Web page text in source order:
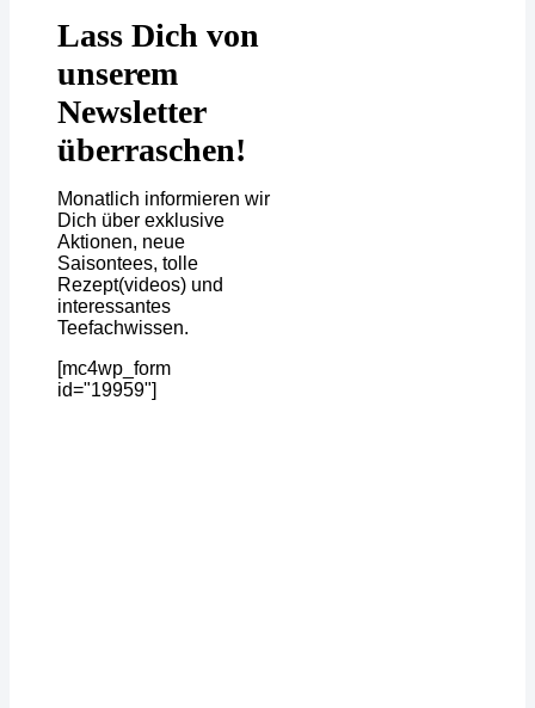
Lass Dich von
unserem
Newsletter
überraschen!
Monatlich informieren wir
Dich über exklusive
Aktionen, neue
Saisontees, tolle
Rezept(videos) und
interessantes
Teefachwissen.
[mc4wp_form
id="19959"]